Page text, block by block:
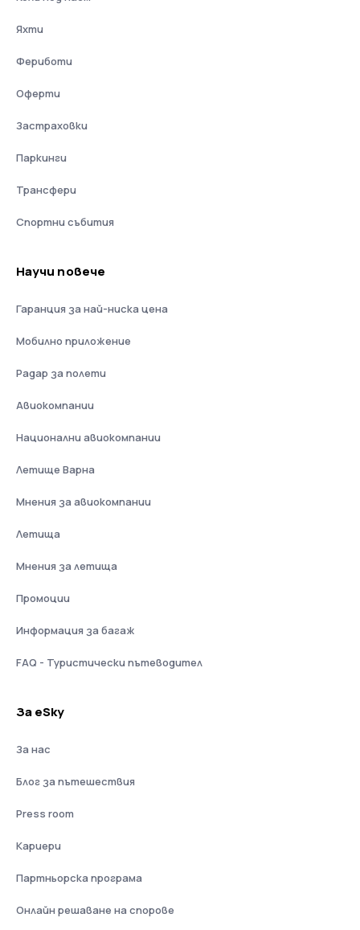
Яхти
Фериботи
Оферти
Застраховки
Паркинги
Трансфери
Спортни събития
Научи повече
Гаранция за най-ниска цена
Мобилно приложение
Радар за полети
Авиокомпании
Национални авиокомпании
Летище Варна
Мнения за авиокомпании
Летища
Мнения за летища
Промоции
Информация за багаж
FAQ - Туристически пътеводител
За eSky
За нас
Блог за пътешествия
Press room
Кариери
Партньорска програма
Онлайн решаване на спорове